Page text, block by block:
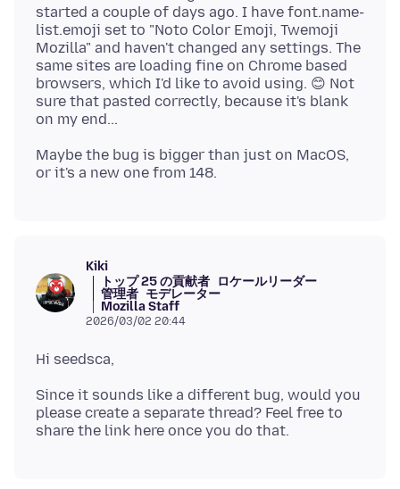
started a couple of days ago. I have font.name-
list.emoji set to "Noto Color Emoji, Twemoji
Mozilla" and haven't changed any settings. The
same sites are loading fine on Chrome based
browsers, which I'd like to avoid using. 😊 Not
sure that pasted correctly, because it's blank
Maybe the bug is bigger than just on MacOS,
Kiki
トップ 25 の貢献者 ロケールリーダー
管理者 モデレーター
Mozilla Staff
2026/03/02 20:44
Since it sounds like a different bug, would you
please create a separate thread? Feel free to